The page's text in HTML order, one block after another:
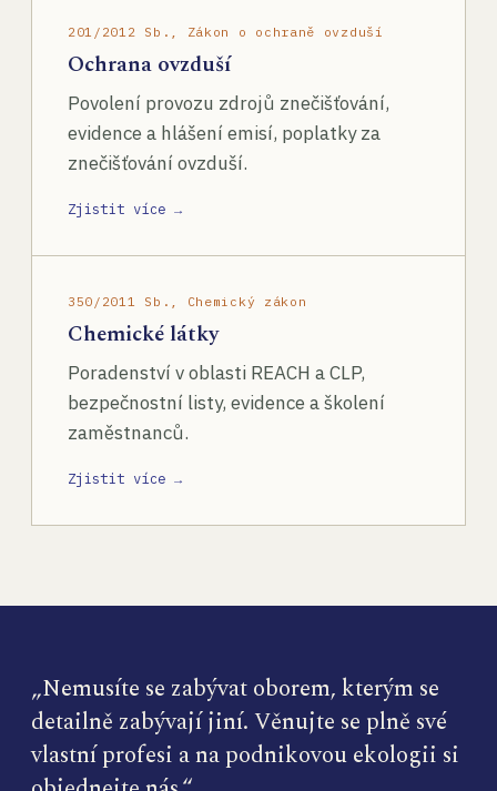
201/2012 Sb., Zákon o ochraně ovzduší
Ochrana ovzduší
Povolení provozu zdrojů znečišťování,
evidence a hlášení emisí, poplatky za
znečišťování ovzduší.
Zjistit více →
350/2011 Sb., Chemický zákon
Chemické látky
Poradenství v oblasti REACH a CLP,
bezpečnostní listy, evidence a školení
zaměstnanců.
Zjistit více →
„Nemusíte se zabývat oborem, kterým se
detailně zabývají jiní. Věnujte se plně své
vlastní profesi a na podnikovou ekologii si